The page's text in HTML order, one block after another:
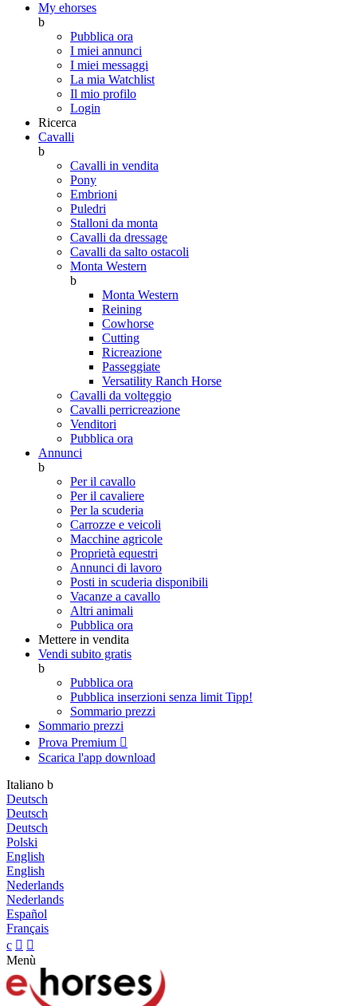
My ehorses
b
Pubblica ora
I miei annunci
I miei messaggi
La mia Watchlist
Il mio profilo
Login
Ricerca
Cavalli
b
Cavalli in vendita
Pony
Embrioni
Puledri
Stalloni da monta
Cavalli da dressage
Cavalli da salto ostacoli
Monta Western
b
Monta Western
Reining
Cowhorse
Cutting
Ricreazione
Passeggiate
Versatility Ranch Horse
Cavalli da volteggio
Cavalli perricreazione
Venditori
Pubblica ora
Annunci
b
Per il cavallo
Per il cavaliere
Per la scuderia
Carrozze e veicoli
Macchine agricole
Proprietà equestri
Annunci di lavoro
Posti in scuderia disponibili
Vacanze a cavallo
Altri animali
Pubblica ora
Mettere in vendita
Vendi subito gratis
b
Pubblica ora
Pubblica inserzioni senza limit Tipp!
Sommario prezzi
Sommario prezzi
Prova Premium 
Scarica l'app download
Italiano b
Deutsch
Deutsch
Deutsch
Polski
English
English
Nederlands
Nederlands
Español
Français
c  
Menù